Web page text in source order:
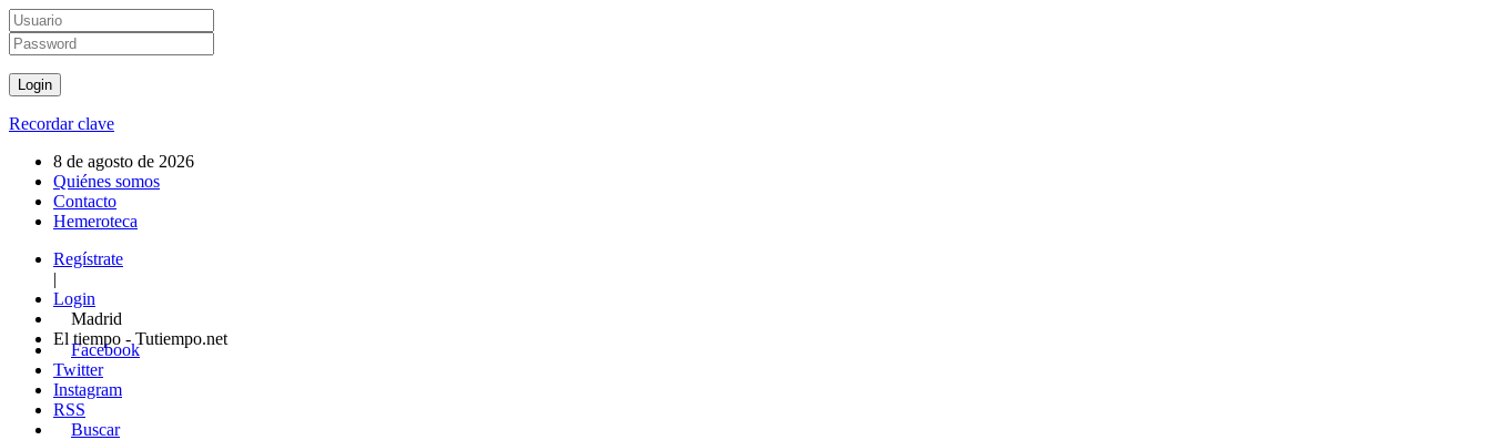
Recordar clave
8 de agosto de 2026
Quiénes somos
Contacto
Hemeroteca
Regístrate
|
Login
Madrid
El tiempo - Tutiempo.net
Facebook
Twitter
Instagram
RSS
Buscar